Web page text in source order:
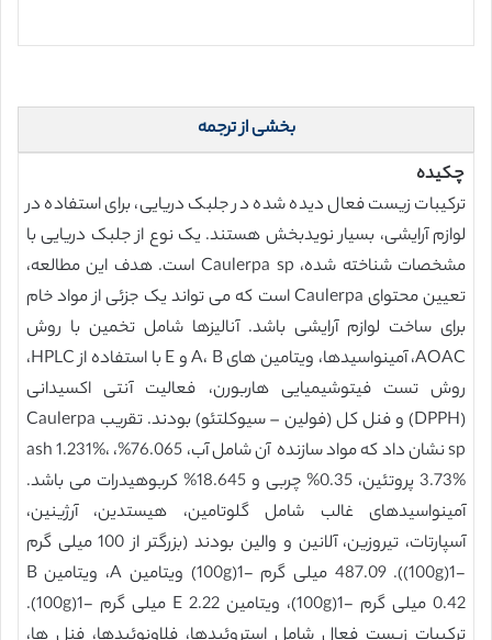
بخشی از ترجمه
چکیده
ترکیبات زیست فعال دیده شده در جلبک دریایی، برای استفاده در
لوازم آرایشی، بسیار نویدبخش هستند. یک نوع از جلبک دریایی با
مشخصات شناخته شده، Caulerpa sp است. هدف این مطالعه،
تعیین محتوای Caulerpa است که می تواند یک جزئی از مواد خام
برای ساخت لوازم آرایشی باشد. آنالیزها شامل تخمین با روش
AOAC، آمینواسیدها، ویتامین های A، B و E با استفاده از HPLC،
روش تست فیتوشیمیایی هاربورن، فعالیت آنتی اکسیدانی
(DPPH) و فنل کل (فولین – سیوکلتئو) بودند. تقریب Caulerpa
sp نشان داد که مواد سازنده آن شامل آب، 76.065%، ash 1.231%،
3.73% پروتئین، 0.35% چربی و 18.645% کربوهیدرات می باشد.
آمینواسیدهای غالب شامل گلوتامین، هیستدین، آرژینین،
آسپارتات، تیروزین، آلانین و والین بودند (بزرگتر از 100 میلی گرم
-1(100g)). 487.09 میلی گرم -1(100g) ویتامین A، ویتامین B
0.42 میلی گرم -1(100g)، ویتامین E 2.22 میلی گرم -1(100g).